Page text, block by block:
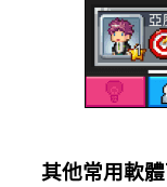
其他常用軟體